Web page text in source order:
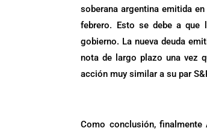
soberana argentina emitida en
febrero. Esto se debe a que
gobierno. La nueva deuda
nota de largo plazo una vez
acción muy similar a su par
Como conclusión, finalmente